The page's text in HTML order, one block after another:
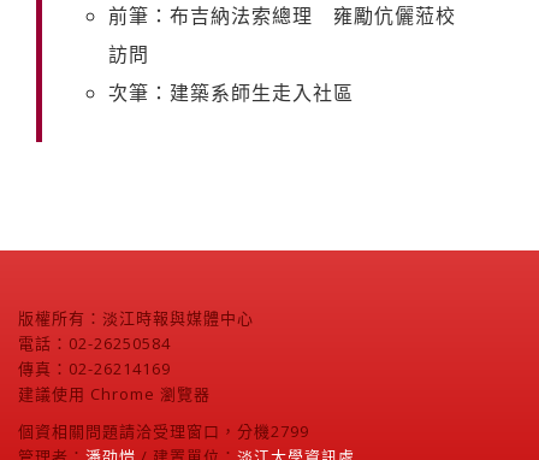
前筆：布吉納法索總理 雍勵伉儷蒞校
訪問
次筆：建築系師生走入社區
版權所有：淡江時報與媒體中心
電話：02-26250584
傳真：02-26214169
建議使用 Chrome 瀏覽器
個資相關問題請洽受理窗口，分機2799